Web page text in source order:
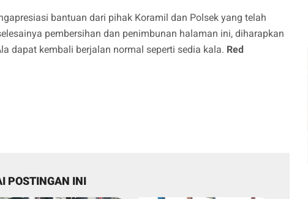
bantuan dari pihak Koramil dan Polsek yang telah
pembersihan dan penimbunan halaman ini, diharapkan
dapat kembali berjalan normal seperti sedia kala. Red
POSTINGAN INI